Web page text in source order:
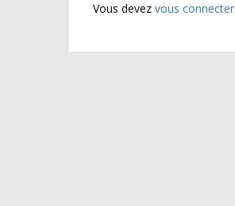
Vous devez vous connecter